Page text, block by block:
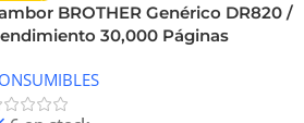
BROTHER Genérico DR820 /
30,000 Páginas